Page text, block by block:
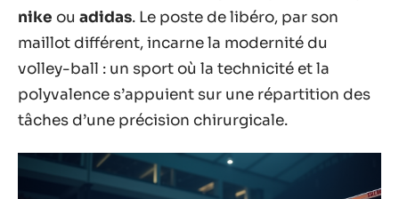
nike ou adidas. Le poste de libéro, par son
maillot différent, incarne la modernité du
volley-ball : un sport où la technicité et la
polyvalence s’appuient sur une répartition des
tâches d’une précision chirurgicale.